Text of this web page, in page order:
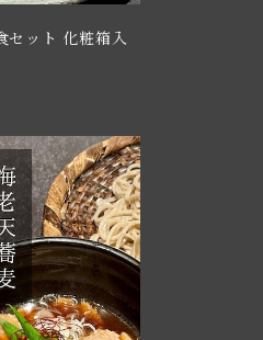
セット 化粧箱入